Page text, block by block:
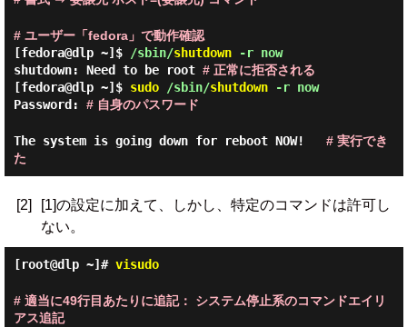
# ユーザー「fedora」で動作確認
[fedora@dlp ~]$
/sbin/shutdown-r now
shutdown: Need to be root # 正常に拒否される
[fedora@dlp ~]$ sudo/sbin/shutdown-r now
Password: # 自身のパスワード
The system is going down for reboot NOW! # 実行でき
た
[2]
[1]の設定に加えて、しかし、特定のコマンドは許可し
ない。
[root@dlp ~]# visudo
# 適当に49行目あたりに追記： システム停止系のコマンドエイリ
アス追記